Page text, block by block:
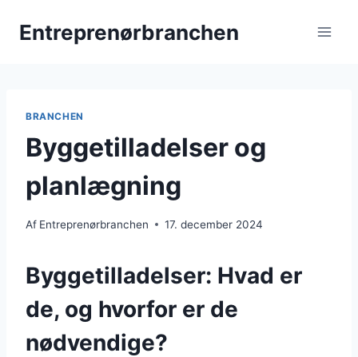
Entreprenørbranchen
BRANCHEN
Byggetilladelser og
planlægning
Af Entreprenørbranchen 17. december 2024
Byggetilladelser: Hvad er
de, og hvorfor er de
nødvendige?